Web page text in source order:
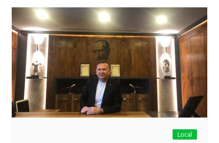
Local